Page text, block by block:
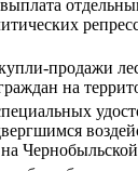
продажи
на
на